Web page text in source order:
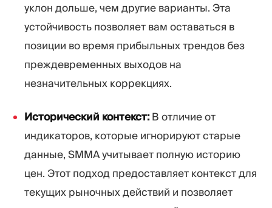
уклон дольше, чем другие варианты. Эта
устойчивость позволяет вам оставаться в
позиции во время прибыльных трендов без
преждевременных выходов на
незначительных коррекциях.
Исторический контекст:В отличие от
индикаторов, которые игнорируют старые
данные, SMMA учитывает полную историю
цен. Этот подход предоставляет контекст для
текущих рыночных действий и позволяет